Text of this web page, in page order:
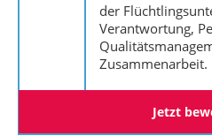
der
Verantwortung,
Zusammenarbeit.
Jetzt